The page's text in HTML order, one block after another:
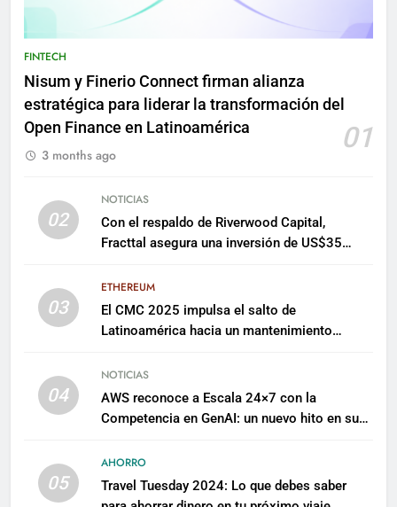
FINTECH
Nisum y Finerio Connect firman alianza
estratégica para liderar la transformación del
Open Finance en Latinoamérica
01
3 months ago
02
NOTICIAS
Con el respaldo de Riverwood Capital,
Fracttal asegura una inversión de US$35
03
ETHEREUM
El CMC 2025 impulsa el salto de
Latinoamérica hacia un mantenimiento
04
NOTICIAS
AWS reconoce a Escala 24×7 con la
Competencia en GenAI: un nuevo hito en su
05
AHORRO
Travel Tuesday 2024: Lo que debes saber